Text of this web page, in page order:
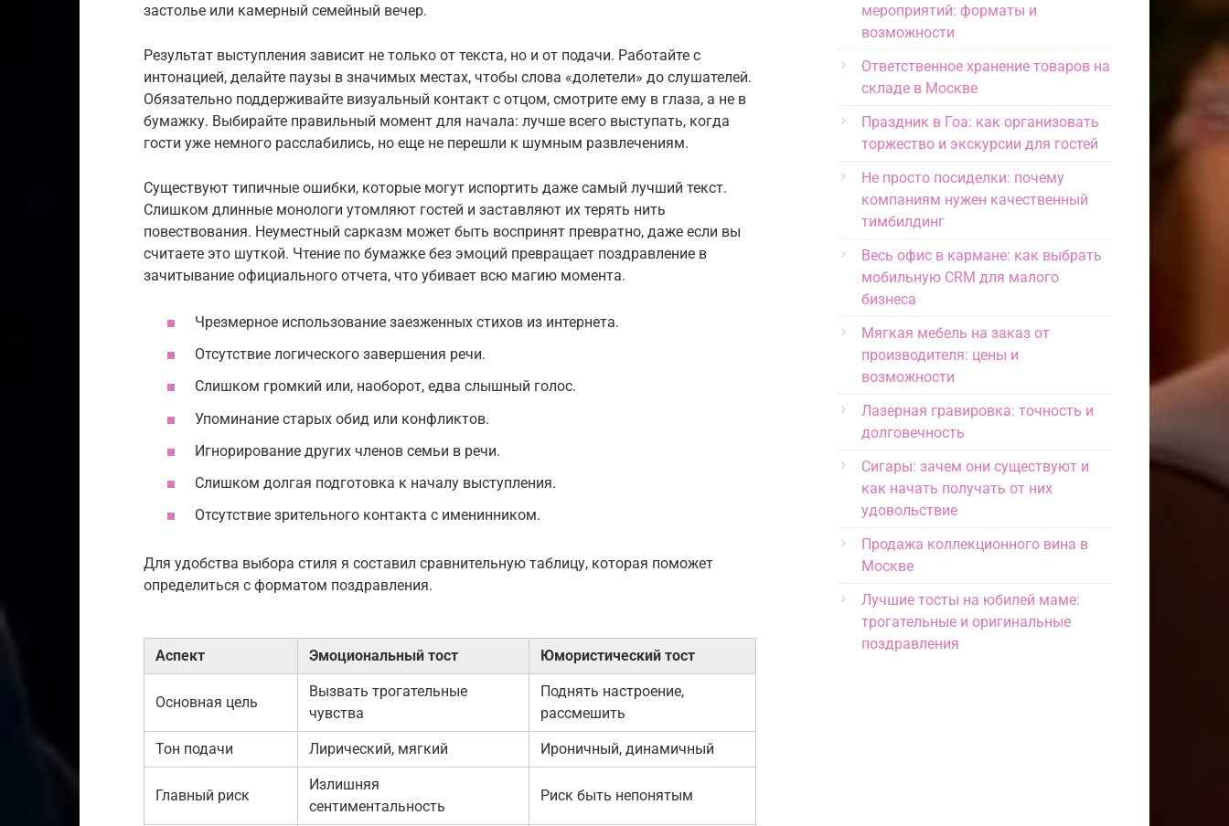
застолье или камерный семейный вечер.
Результат выступления зависит не только от текста, но и от подачи. Работайте с
интонацией, делайте паузы в значимых местах, чтобы слова «долетели» до слушателей.
Обязательно поддерживайте визуальный контакт с отцом, смотрите ему в глаза, а не в
бумажку. Выбирайте правильный момент для начала: лучше всего выступать, когда
гости уже немного расслабились, но еще не перешли к шумным развлечениям.
Существуют типичные ошибки, которые могут испортить даже самый лучший текст.
Слишком длинные монологи утомляют гостей и заставляют их терять нить
повествования. Неуместный сарказм может быть воспринят превратно, даже если вы
считаете это шуткой. Чтение по бумажке без эмоций превращает поздравление в
зачитывание официального отчета, что убивает всю магию момента.
Чрезмерное использование заезженных стихов из интернета.
Отсутствие логического завершения речи.
Слишком громкий или, наоборот, едва слышный голос.
Упоминание старых обид или конфликтов.
Игнорирование других членов семьи в речи.
Слишком долгая подготовка к началу выступления.
Отсутствие зрительного контакта с именинником.
Для удобства выбора стиля я составил сравнительную таблицу, которая поможет
определиться с форматом поздравления.
Аспект Эмоциональный тост Юмористический тост
Основная цель
Вызвать трогательные
чувства
Поднять настроение,
рассмешить
Тон подачи Лирический, мягкий Ироничный, динамичный
Главный риск
Излишняя
сентиментальность
Риск быть непонятым
мероприятий: форматы и
возможности
Ответственное хранение товаров на
складе в Москве
Праздник в Гоа: как организовать
торжество и экскурсии для гостей
Не просто посиделки: почему
компаниям нужен качественный
тимбилдинг
Весь офис в кармане: как выбрать
мобильную CRM для малого
бизнеса
Мягкая мебель на заказ от
производителя: цены и
возможности
Лазерная гравировка: точность и
долговечность
Сигары: зачем они существуют и
как начать получать от них
удовольствие
Продажа коллекционного вина в
Москве
Лучшие тосты на юбилей маме:
трогательные и оригинальные
поздравления